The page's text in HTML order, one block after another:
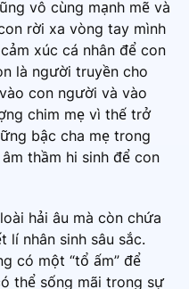
vô cùng mạnh mẽ và
rời xa vòng tay mình
xúc cá nhân để con
là người truyền cho
con người và vào
chim mẹ vì thế trở
bậc cha mẹ trong
thầm hi sinh để con
hải âu mà còn chứa
nhân sinh sâu sắc.
có một “tổ ấm” để
thể sống mãi trong sự